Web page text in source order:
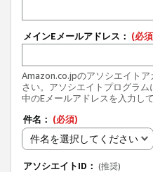
メインEメールアドレス： (必
Amazon.co.jpのアソシエイト
さい。アソシエイトプログラ
中のEメールアドレスを入力し
件名： (必須)
件名を選択してください
アソシエイトID： (推奨)